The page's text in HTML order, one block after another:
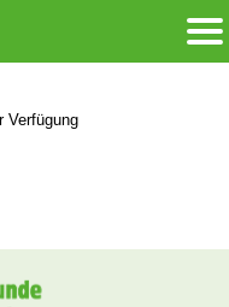
Verfügung